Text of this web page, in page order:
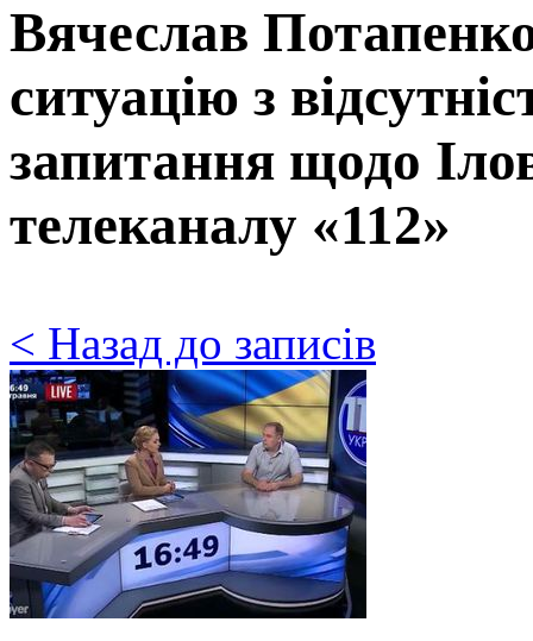
Вячеслав
ситуацію з
запитання щодо
телеканалу «112»
< Назад до записів